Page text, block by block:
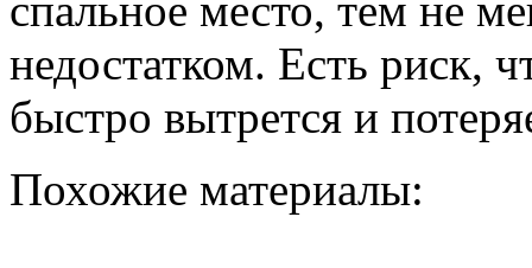
недостатком. Есть риск,
быстро вытрется и
Похожие материалы: